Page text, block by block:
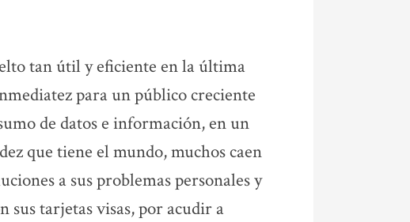
tan útil y eficiente en la última
para un público creciente
de datos e información, en un
que tiene el mundo, muchos caen
a sus problemas personales y
sus tarjetas visas, por acudir a